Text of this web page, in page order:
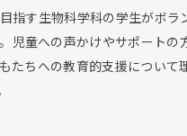
指す生物科学科の学生がボラ
児童への声かけやサポートの
たちへの教育的支援について